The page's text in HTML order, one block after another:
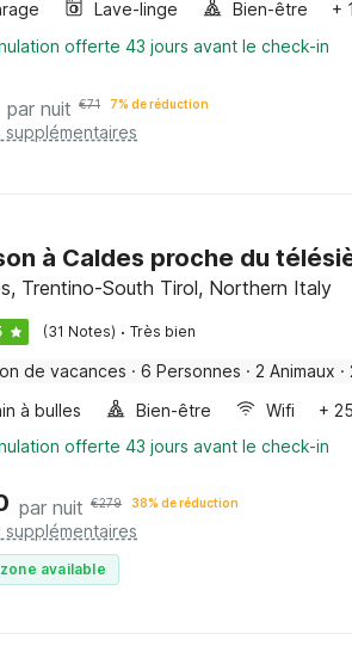
Lave-linge Bien-être
+
offerte 43 jours avant le check-in
par nuit €71 7% de réduction
supplémentaires
à Caldes proche du
Trentino-South Tirol, Northern Italy
(31 Notes) · Très bien
de vacances · 6 Personnes · 2 Animaux ·
à bulles
Bien-être Wifi
+
offerte 43 jours avant le check-in
par nuit €279 38% de réduction
supplémentaires
available